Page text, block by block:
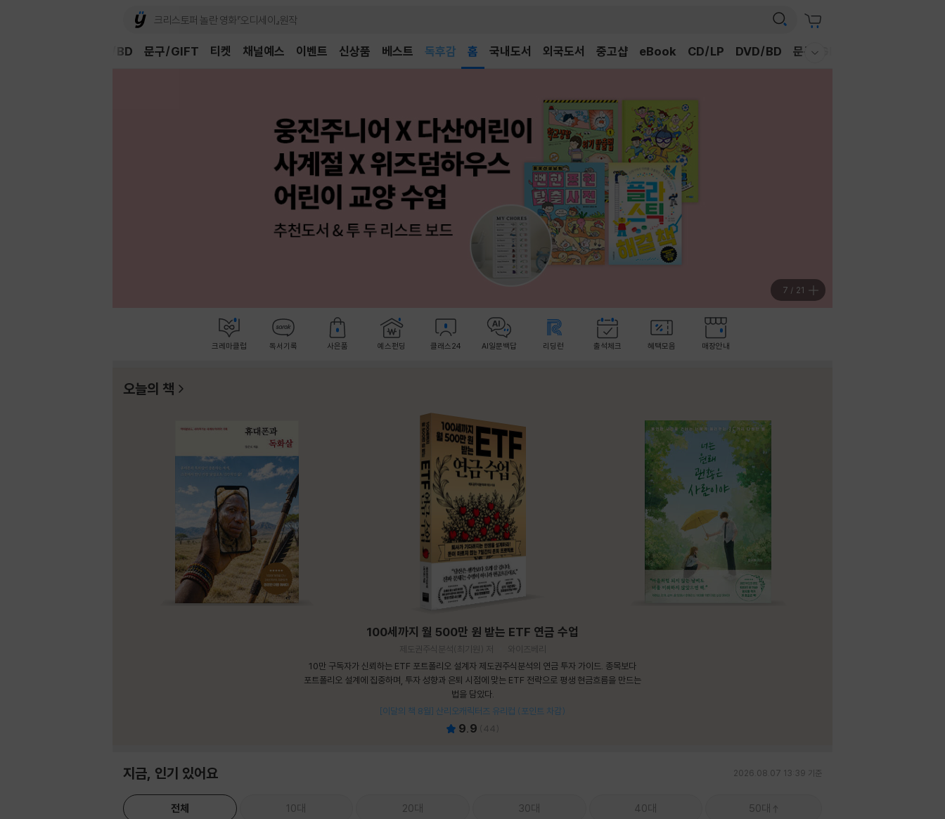
채널예스 이벤트 신상품 베스트
어린이
홈 국내도서 외국도서 중고샵 eBook CD/LP DVD/BD 문구/GIFT
DVD/BD 문구/GIFT 티켓
7 / 21
크레마클럽 독서기록 사은품 예스펀딩 클래스24 AI일문백답 리딩런 출석체크 혜택모음 매장안내
오늘의 책
100세까지 월 500만 원 받는 ETF 연금 수업
제도권주식분석(최기원) 저
와이즈베리
10만 구독자가 신뢰하는 ETF 포트폴리오 설계자 제도권주식분석의 연금 투자 가이드. 종목보다
포트폴리오 설계에 집중하며, 투자 성향과 은퇴 시점에 맞는 ETF 전략으로 평생 현금흐름을 만드는
법을 담았다.
[이달의 책 8월] 산리오캐릭터즈 유리컵 (포인트 차감)
9.9 44
지금, 인기 있어요 2026.08.07 13:39 기준
전체 10대 20대 30대 40대 50대